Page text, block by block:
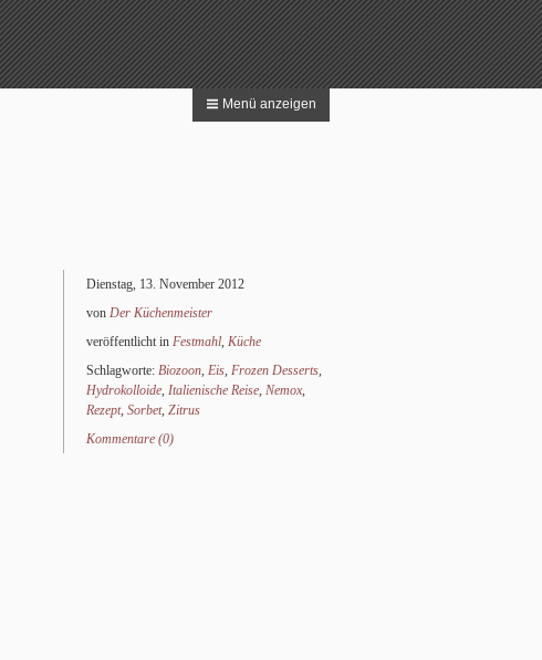
Menü anzeigen
Dienstag, 13. November 2012
von Der Küchenmeister
veröffentlicht in Festmahl, Küche
Schlagworte: Biozoon, Eis, Frozen Desserts,
Hydrokolloide, Italienische Reise, Nemox,
Rezept, Sorbet, Zitrus
Kommentare (0)